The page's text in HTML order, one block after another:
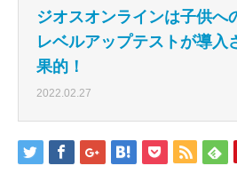
ジオスオンラインは子供へ
レベルアップテストが導入
果的！
2022.02.27